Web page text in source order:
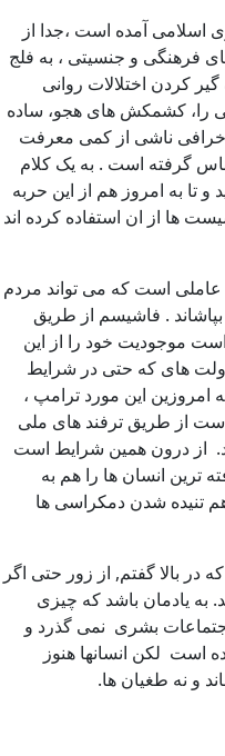
اسلامی آمده است ،جدا از
فرهنگی و جنسیتی ، به فلج
کردن اختلالات روانی
را، کشمکش های هجو، ساده
خرافی ناشی از کمی معرفت
گرفته است . به یک کلام
و تا به امروز هم از این حربه
ها از ان استفاده کرده اند
عاملی است که می تواند مردم
. فاشیسم از طریق
موجودیت خود را از این
های که حتی در شرایط
امروزین این مورد ترامپ ،
از طریق ترفند های ملی
از درون همین شرایط است
ترین انسان ها را هم به
تنیده شدن دمکراسی ها
بالا گفتم, از زور حتی اگر
به یادمان باشد که چیزی
بشری نمی گذرد و
است لکن انسانها هنوز
و نه طغیان ها.